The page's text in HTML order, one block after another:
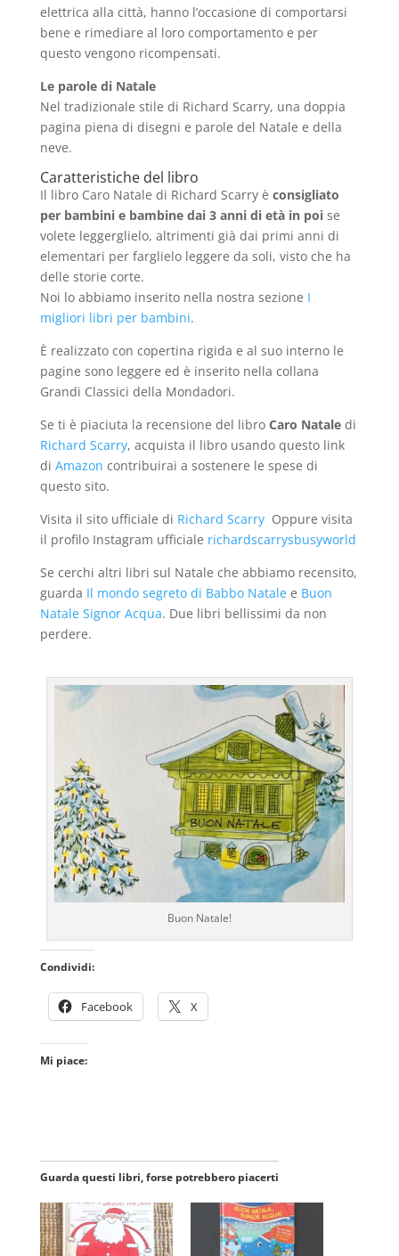
elettrica alla città, hanno l’occasione di comportarsi
bene e rimediare al loro comportamento e per
questo vengono ricompensati.
Le parole di Natale
Nel tradizionale stile di Richard Scarry, una doppia
pagina piena di disegni e parole del Natale e della
neve.
Caratteristiche del libro
Il libro Caro Natale di Richard Scarry è consigliato
per bambini e bambine dai 3 anni di età in poise
volete leggerglielo, altrimenti già dai primi anni di
elementari per farglielo leggere da soli, visto che ha
delle storie corte.
Noi lo abbiamo inserito nella nostra sezione I
migliori libri per bambini.
È realizzato con copertina rigida e al suo interno le
pagine sono leggere ed è inserito nella collana
Grandi Classici della Mondadori.
Se ti è piaciuta la recensione del libro Caro Nataledi
Richard Scarry, acquista il libro usando questo link
di Amazon contribuirai a sostenere le spese di
questo sito.
Visita il sito ufficiale di Richard Scarry Oppure visita
il profilo Instagram ufficiale richardscarrysbusyworld
Se cerchi altri libri sul Natale che abbiamo recensito,
guarda Il mondo segreto di Babbo Natalee Buon
Natale Signor Acqua. Due libri bellissimi da non
perdere.
Buon Natale!
Condividi:
Facebook X
Mi piace:
Guarda questi libri, forse potrebbero piacerti